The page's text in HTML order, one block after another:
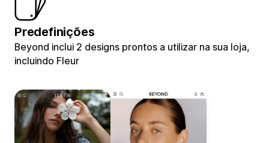
Predefinições
Beyond inclui 2 designs prontos a utilizar na sua loja,
incluindo Fleur